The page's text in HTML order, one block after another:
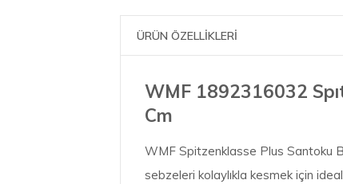
ÜRÜN ÖZELLİKLERİ
WMF 1892316032
Cm
WMF Spitzenklasse Plus Santoku
sebzeleri kolaylıkla kesmek için